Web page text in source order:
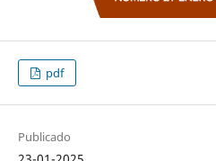
pdf
Publicado